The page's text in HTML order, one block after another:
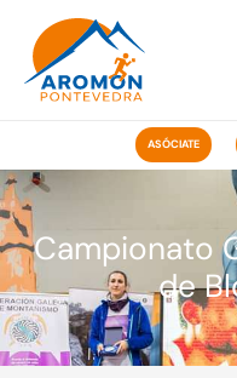
contido
ASÓCIATE
Campionato
de